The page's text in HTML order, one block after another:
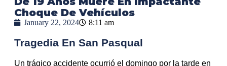
Choque De Vehículos
January 22, 2024 8:11 am
Tragedia En San Pasqual
Un trágico accidente ocurrió el domingo por la tarde en